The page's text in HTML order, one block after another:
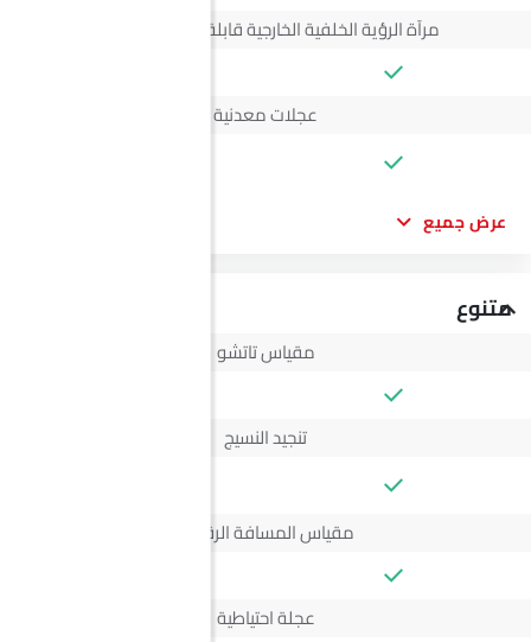
مرآة الرؤية الخلفية الخارجية قابلة للتعديل كهربائياً
عجلات معدنية
عرض جميع
متنوع
مقياس تاتشو
تنجيد النسيج
مقياس المسافة الرقمي
عجلة احتياطية